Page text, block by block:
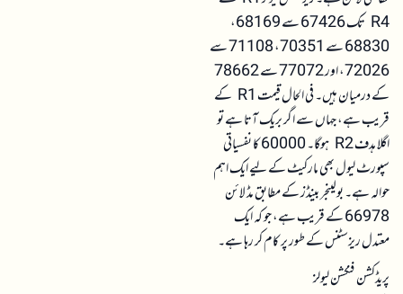
R4 تک 67426 سے 68169،
68830 سے 70351، 71108 سے
72026، اور 77072 سے 78662
کے درمیان ہیں۔ فی الحال قیمت R1 کے
قریب ہے، جہاں سے اگر بریک آتا ہے تو
اگلا ہدف R2 ہوگا۔ 60000 کا نفسیاتی
سپورٹ لیول بھی مارکیٹ کے لیے ایک اہم
حوالہ ہے۔ بولینجر بینڈز کے مطابق مڈ لائن
66978 کے قریب ہے، جو کہ ایک
معتدل ریزسٹنس کے طور پر کام کر رہا ہے۔
پریڈکشن فنکشن لیولز